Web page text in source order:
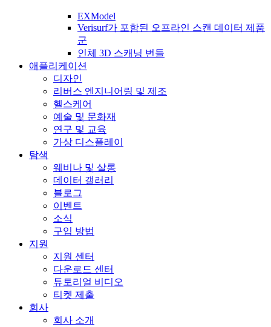
EXModel
Verisurf가 포함된 오프라인 스캔 데이터 제품
군
인체 3D 스캐닝 번들
애플리케이션
디자인
리버스 엔지니어링 및 제조
헬스케어
예술 및 문화재
연구 및 교육
가상 디스플레이
탐색
웨비나 및 살롱
데이터 갤러리
블로그
이벤트
소식
구입 방법
지원
지원 센터
다운로드 센터
튜토리얼 비디오
티켓 제출
회사
회사 소개